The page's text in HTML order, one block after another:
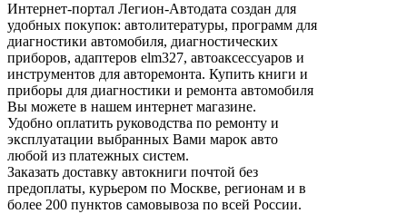
Интернет-портал Легион-Автодата создан для
удобных покупок: автолитературы, программ для
диагностики автомобиля, диагностических
приборов, адаптеров elm327, автоаксессуаров и
инструментов для авторемонта. Купить книги и
приборы для диагностики и ремонта автомобиля
Вы можете в нашем интернет магазине.
Удобно оплатить руководства по ремонту и
эксплуатации выбранных Вами марок авто
любой из платежных систем.
Заказать доставку автокниги почтой без
предоплаты, курьером по Москве, регионам и в
более 200 пунктов самовывоза по всей России.